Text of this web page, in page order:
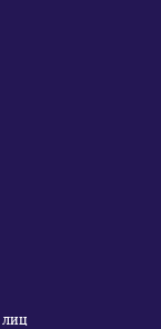
лиц